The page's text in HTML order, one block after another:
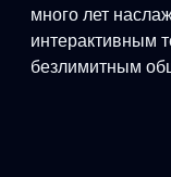
много лет
интерактивным
безлимитным